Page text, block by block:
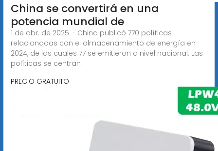
China se convertirá en una
potencia mundial de
1 de abr. de 2025 · China publicó 770 políticas
relacionadas con el almacenamiento de energía en
2024, de las cuales 77 se emitieron a nivel nacional. Las
políticas se centran
PRECIO GRATUITO